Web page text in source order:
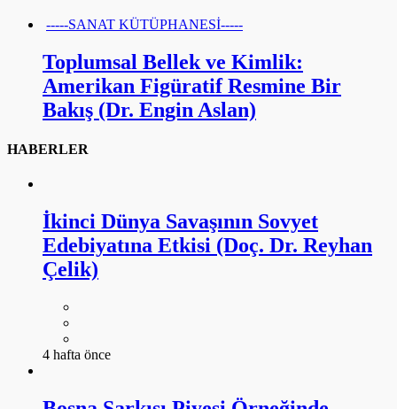
-----SANAT KÜTÜPHANESİ-----
Toplumsal Bellek ve Kimlik:
Amerikan Figüratif Resmine Bir
Bakış (Dr. Engin Aslan)
HABERLER
İkinci Dünya Savaşının Sovyet
Edebiyatına Etkisi (Doç. Dr. Reyhan
Çelik)
4 hafta önce